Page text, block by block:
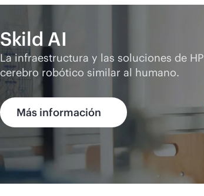
Skild AI
La infraestructura y las soluciones de
cerebro robótico similar al humano.
Más información